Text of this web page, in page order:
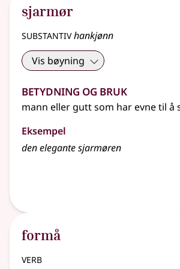
sjarmør
substantivhankjønn
Vis bøyning
Betydning og bruk
mann eller gutt som har evne til å
Eksempel
den elegante sjarmøren
formå
verb